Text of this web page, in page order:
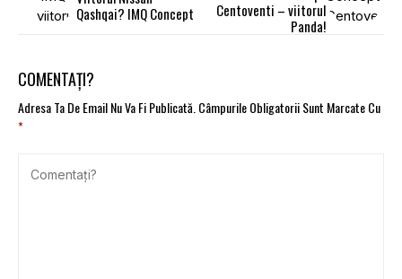
Qashqai? IMQ Concept
Centoventi – viitorul
Panda!
COMENTAȚI?
Adresa Ta De Email Nu Va Fi Publicată.Câmpurile Obligatorii Sunt Marcate Cu
*